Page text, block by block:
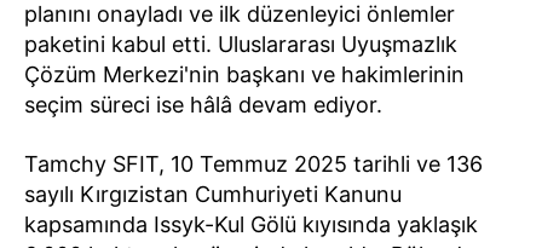
planını onayladı ve ilk düzenleyici önlemler
paketini kabul etti. Uluslararası Uyuşmazlık
Çözüm Merkezi'nin başkanı ve hakimlerinin
seçim süreci ise hâlâ devam ediyor.
Tamchy SFIT, 10 Temmuz 2025 tarihli ve 136
sayılı Kırgızistan Cumhuriyeti Kanunu
kapsamında Issyk-Kul Gölü kıyısında yaklaşık